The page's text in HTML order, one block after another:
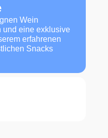
Wein
und eine exklusive
erfahrenen
Snacks